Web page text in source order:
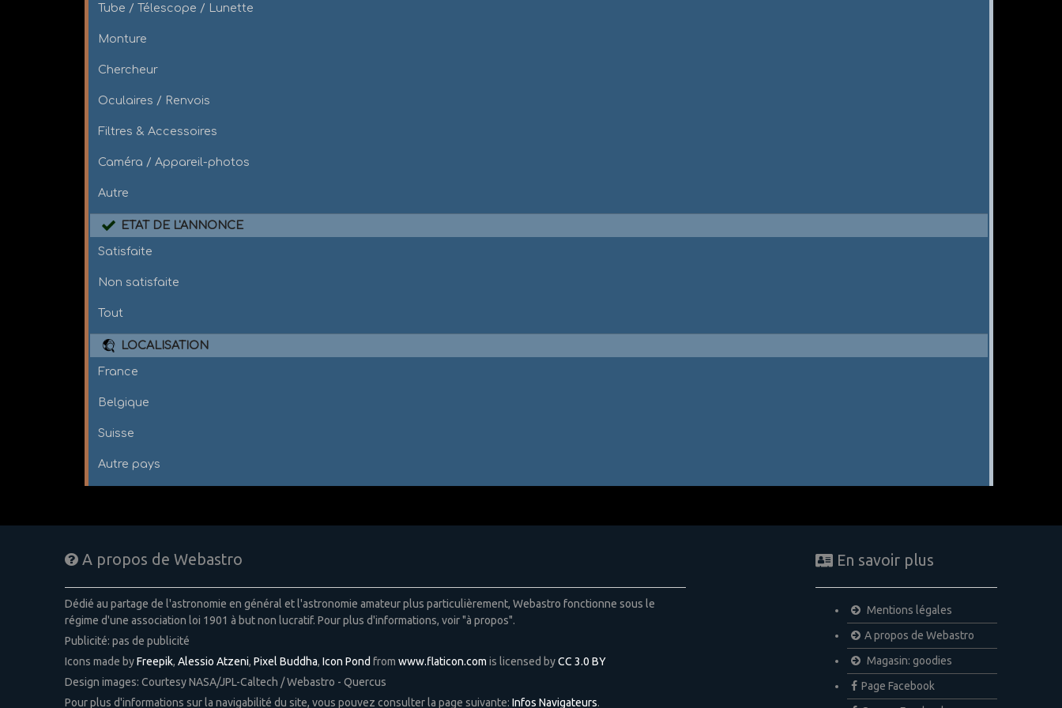
Tube / Télescope / Lunette
Monture
Chercheur
Oculaires / Renvois
Filtres & Accessoires
Caméra / Appareil-photos
Autre
ETAT DE L'ANNONCE
Satisfaite
Non satisfaite
Tout
LOCALISATION
France
Belgique
Suisse
Autre pays
A propos de Webastro
Dédié au partage de l'astronomie en général et l'astronomie amateur plus particulièrement, Webastro fonctionne sous le
régime d'une association loi 1901 à but non lucratif. Pour plus d'informations, voir "à propos".
Publicité: pas de publicité
Icons made byFreepik, Alessio Atzeni, Pixel Buddha, Icon Pond from www.flaticon.com is licensed byCC 3.0 BY
Design images: Courtesy NASA/JPL-Caltech / Webastro - Quercus
Pour plus d'informations sur la navigabilité du site, vous pouvez consulter la page suivante: Infos Navigateurs.
En savoir plus
Mentions légales
A propos de Webastro
Magasin: goodies
Page Facebook